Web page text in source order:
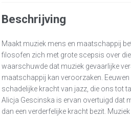
Beschrijving
Maakt muziek mens en maatschappij
filosofen zich met grote scepsis over
waarschuwde dat muziek gevaarlijke
maatschappij kan veroorzaken.
schadelijke kracht van jazz, die ons tot
Alicja Gescinska is ervan overtuigd dat
dan een verderfelijke kracht bezit.